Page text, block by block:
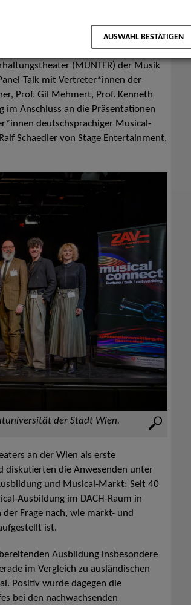
der deutschsprachigen
der Gesprächsreihe ZAV
(MUNTER) der Musik
Talk mit Vertreter*innen der
Prof. Gil Mehmert, Prof. Kenneth
im Anschluss an die Präsentationen
deutschsprachiger Musical-
Schaedler von Stage Entertainment,
der Stadt Wien.
an der Wien als erste
diskutierten die Anwesenden unter
und Musical-Markt: Seit 40
Ausbildung im DACH-Raum in
Frage nach, wie markt- und
ist.
Ausbildung insbesondere
im Vergleich zu ausländischen
Positiv wurde dagegen die
bei den nachwachsenden
AUSWAHL BESTÄTIGEN